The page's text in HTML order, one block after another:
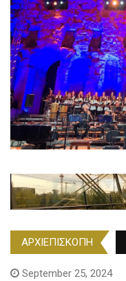
ΑΡΧΙΕΠΙΣΚΟΠΗ
September 25, 2024